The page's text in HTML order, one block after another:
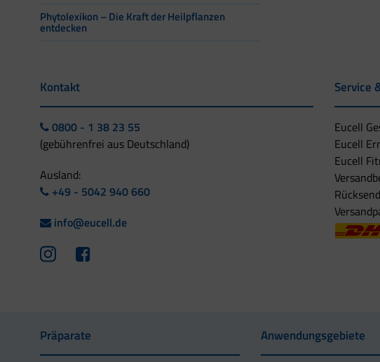
Phytolexikon – Die Kraft der Heilpflanzen
entdecken
Kontakt
0800 - 1 38 23 55
(gebührenfrei aus Deutschland)
Ausland:
+49 - 5042 940 660
info@eucell.de
Service
Eucell
Eucell
Eucell
Präparate Anwendungsgebiete